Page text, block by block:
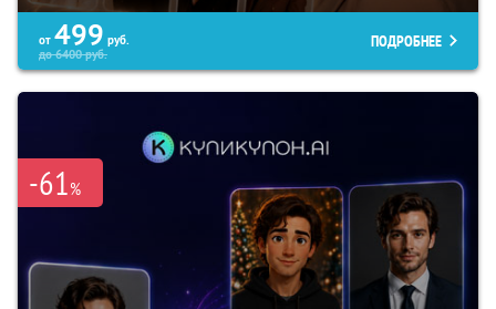
от 499 руб.
до6400руб.
ПОДРОБНЕЕ
-61%